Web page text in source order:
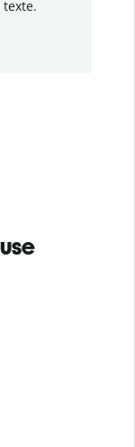
texte.